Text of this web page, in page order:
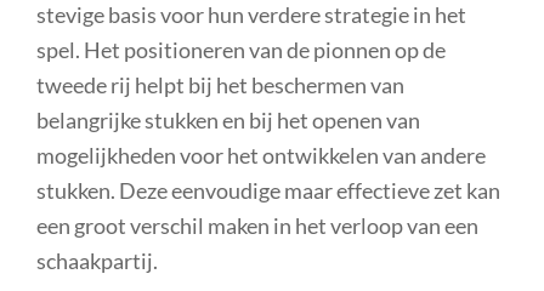
stevige basis voor hun verdere strategie in het
spel. Het positioneren van de pionnen op de
tweede rij helpt bij het beschermen van
belangrijke stukken en bij het openen van
mogelijkheden voor het ontwikkelen van andere
stukken. Deze eenvoudige maar effectieve zet kan
een groot verschil maken in het verloop van een
schaakpartij.